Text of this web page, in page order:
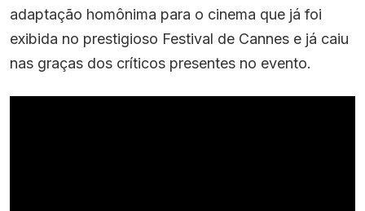
adaptação homônima para o cinema que já foi
exibida no prestigioso Festival de Cannes e já caiu
nas graças dos críticos presentes no evento.